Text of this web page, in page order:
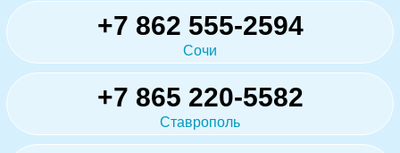
+7 862 555-2594
Сочи
+7 865 220-5582
Ставрополь